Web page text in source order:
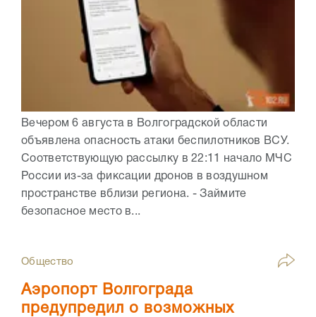
Вечером 6 августа в Волгоградской области
объявлена опасность атаки беспилотников ВСУ.
Соответствующую рассылку в 22:11 начало МЧС
России из-за фиксации дронов в воздушном
пространстве вблизи региона. - Займите
безопасное место в...
Общество
Аэропорт Волгограда
предупредил о возможных